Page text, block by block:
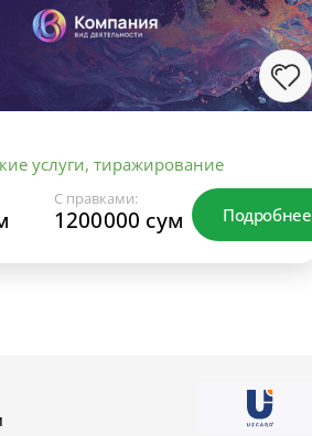
услуги, тиражирование
С правками:
1200000 сум Подробнее